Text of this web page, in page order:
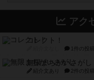
アク
コレクト！
1件の投稿
無限まちがいさがし
紹介文あり 2件の投稿